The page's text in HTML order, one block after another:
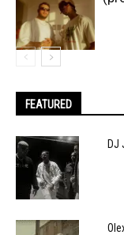
FEATURED
DJ